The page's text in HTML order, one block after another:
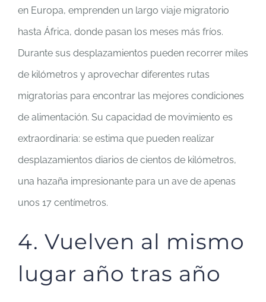
en Europa, emprenden un largo viaje migratorio
hasta África, donde pasan los meses más fríos.
Durante sus desplazamientos pueden recorrer miles
de kilómetros y aprovechar diferentes rutas
migratorias para encontrar las mejores condiciones
de alimentación. Su capacidad de movimiento es
extraordinaria: se estima que pueden realizar
desplazamientos diarios de cientos de kilómetros,
una hazaña impresionante para un ave de apenas
unos 17 centímetros.
4. Vuelven al mismo
lugar año tras año